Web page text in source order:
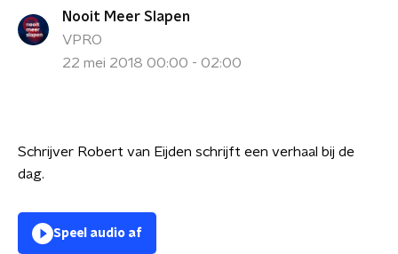
Nooit Meer Slapen
VPRO
22 mei 2018 00:00 - 02:00
Schrijver Robert van Eijden schrijft een verhaal bij de
dag.
Speel audio af